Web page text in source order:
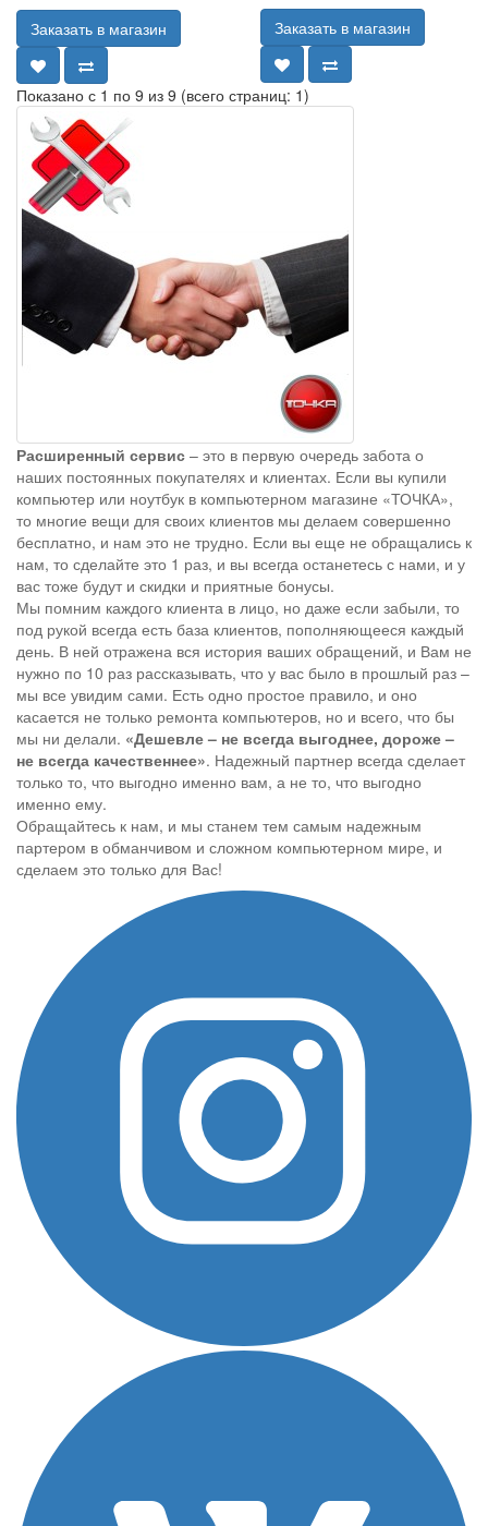
Заказать в магазин
Заказать в магазин
Показано с 1 по 9 из 9 (всего страниц: 1)
Расширенный сервис – это в первую очередь забота о
наших постоянных покупателях и клиентах. Если вы купили
компьютер или ноутбук в компьютерном магазине «ТОЧКА»,
то многие вещи для своих клиентов мы делаем совершенно
бесплатно, и нам это не трудно. Если вы еще не обращались к
нам, то сделайте это 1 раз, и вы всегда останетесь с нами, и у
вас тоже будут и скидки и приятные бонусы.
Мы помним каждого клиента в лицо, но даже если забыли, то
под рукой всегда есть база клиентов, пополняющееся каждый
день. В ней отражена вся история ваших обращений, и Вам не
нужно по 10 раз рассказывать, что у вас было в прошлый раз –
мы все увидим сами. Есть одно простое правило, и оно
касается не только ремонта компьютеров, но и всего, что бы
мы ни делали. «Дешевле – не всегда выгоднее, дороже –
не всегда качественнее». Надежный партнер всегда сделает
только то, что выгодно именно вам, а не то, что выгодно
именно ему.
Обращайтесь к нам, и мы станем тем самым надежным
партером в обманчивом и сложном компьютерном мире, и
сделаем это только для Вас!